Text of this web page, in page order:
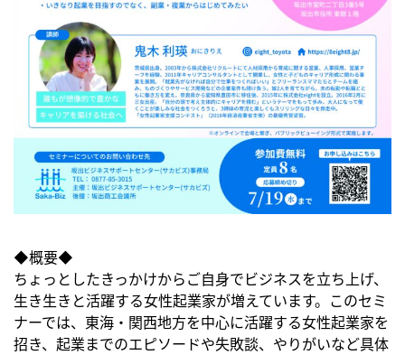
◆概要◆
ちょっとしたきっかけからご自身でビジネスを立ち上げ、
生き生きと活躍する女性起業家が増えています。このセミ
ナーでは、東海・関西地方を中心に活躍する女性起業家を
招き、起業までのエピソードや失敗談、やりがいなど具体